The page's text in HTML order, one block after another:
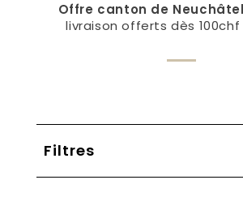
Offre canton de
livraison offerts dès 100chf
Filtres